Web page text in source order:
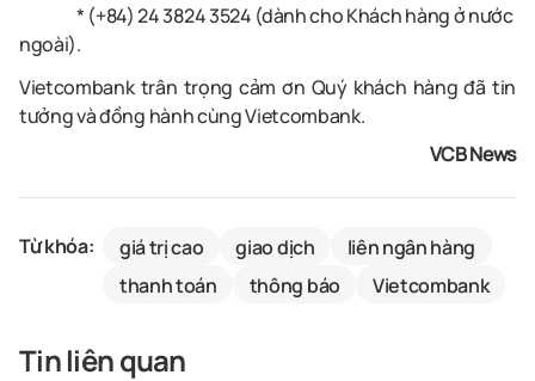
* (+84) 24 3824 3524 (dành cho Khách hàng ở nước
ngoài).
Vietcombank trân trọng cảm ơn Quý khách hàng đã tin
tưởng và đồng hành cùng Vietcombank.
VCB News
Từ khóa: giá trị cao giao dịch
liên ngân hàng
thanh toán
thông báo Vietcombank
Tin liên quan